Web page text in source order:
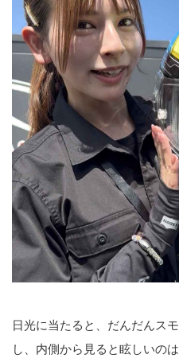
日光に当たると、だんだんス
し、内側から見ると眩しいの